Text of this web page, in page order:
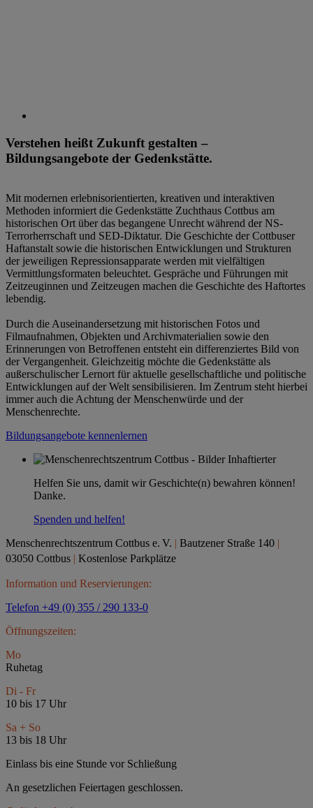
Verstehen heißt Zukunft gestalten –
Bildungsangebote der Gedenkstätte.
Mit modernen erlebnisorientierten, kreativen und interaktiven
Methoden informiert die Gedenkstätte Zuchthaus Cottbus am
historischen Ort über das begangene Unrecht während der NS-
Terrorherrschaft und SED-Diktatur. Die Geschichte der Cottbuser
Haftanstalt sowie die historischen Entwicklungen und Strukturen
der jeweiligen Repressionsapparate werden mit vielfältigen
Vermittlungsformaten beleuchtet. Gespräche und Führungen mit
Zeitzeuginnen und Zeitzeugen machen die Geschichte des Haftortes
lebendig.
Durch die Auseinandersetzung mit historischen Fotos und
Filmaufnahmen, Objekten und Archivmaterialien sowie den
Erinnerungen von Betroffenen entsteht ein differenziertes Bild von
der Vergangenheit. Gleichzeitig möchte die Gedenkstätte als
außerschulischer Lernort für aktuelle gesellschaftliche und politische
Entwicklungen auf der Welt sensibilisieren. Im Zentrum steht hierbei
immer auch die Achtung der Menschenwürde und der
Menschenrechte.
Bildungsangebote kennenlernen
Helfen Sie uns, damit wir Geschichte(n) bewahren können!
Danke.
Spenden und helfen!
Menschenrechtszentrum Cottbus e. V. | Bautzener Straße 140 |
03050 Cottbus | Kostenlose Parkplätze
Information und Reservierungen:
Telefon +49 (0) 355 / 290 133-0
Öffnungszeiten:
Mo
Ruhetag
Di - Fr
10 bis 17 Uhr
Sa + So
13 bis 18 Uhr
Einlass bis eine Stunde vor Schließung
An gesetzlichen Feiertagen geschlossen.